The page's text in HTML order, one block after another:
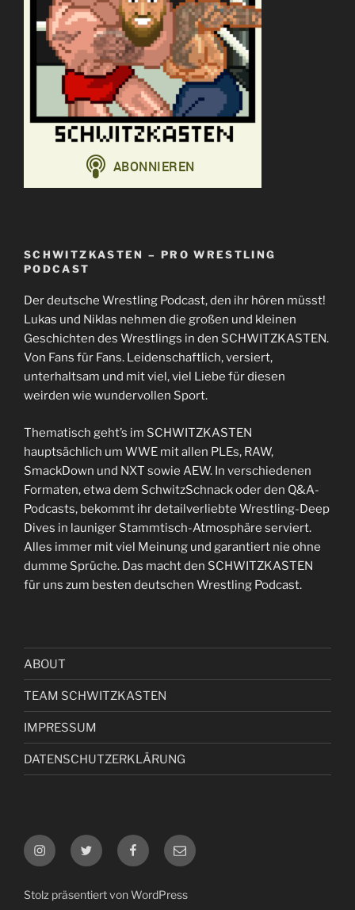
SCHWITZKASTEN – PRO WRESTLING
PODCAST
Der deutsche Wrestling Podcast, den ihr hören müsst!
Lukas und Niklas nehmen die großen und kleinen
Geschichten des Wrestlings in den SCHWITZKASTEN.
Von Fans für Fans. Leidenschaftlich, versiert,
unterhaltsam und mit viel, viel Liebe für diesen
weirden wie wundervollen Sport.
Thematisch geht’s im SCHWITZKASTEN
hauptsächlich um WWE mit allen PLEs, RAW,
SmackDown und NXT sowie AEW. In verschiedenen
Formaten, etwa dem SchwitzSchnack oder den Q&A-
Podcasts, bekommt ihr detailverliebte Wrestling-Deep
Dives in launiger Stammtisch-Atmosphäre serviert.
Alles immer mit viel Meinung und garantiert nie ohne
dumme Sprüche. Das macht den SCHWITZKASTEN
für uns zum besten deutschen Wrestling Podcast.
ABOUT
TEAM SCHWITZKASTEN
IMPRESSUM
DATENSCHUTZERKLÄRUNG
InstagramTwitter Facebook
E-
Mail
Stolz präsentiert von WordPress